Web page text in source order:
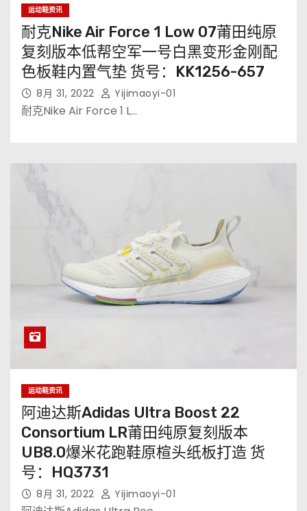
运动鞋资讯
耐克Nike Air Force 1 Low 07莆田纯原
复刻版本低帮空军一号白黑变形金刚配
色板鞋内置气垫 货号：KK1256-657
8月 31, 2022 Yijimaoyi-01
耐克Nike Air Force 1 L…
运动鞋资讯
阿迪达斯Adidas Ultra Boost 22
Consortium LR莆田纯原复刻版本
UB8.0爆米花跑鞋原楦头纸板打造 货
号：HQ3731
8月 31, 2022 Yijimaoyi-01